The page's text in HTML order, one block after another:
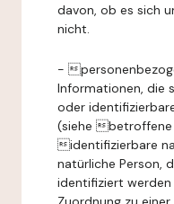
davon, ob es sich
nicht.
-
Informationen, die
oder
(siehe betroffene
identifizierbare
natürliche Person,
identifiziert